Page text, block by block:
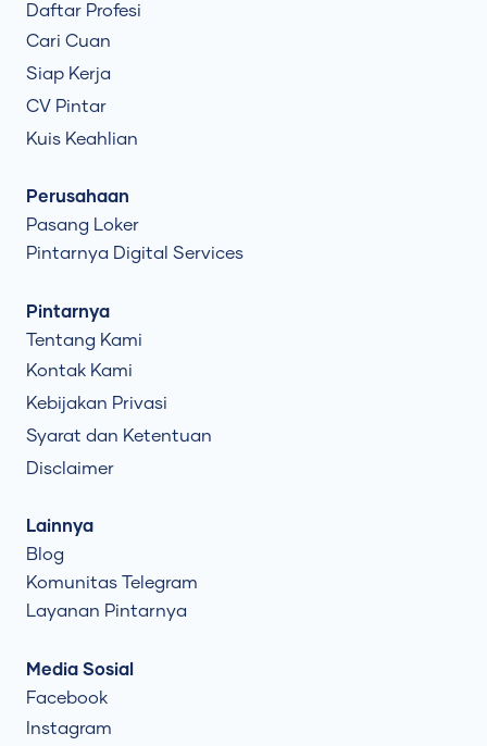
Daftar Profesi
Cari Cuan
Siap Kerja
CV Pintar
Kuis Keahlian
Perusahaan
Pasang Loker
Pintarnya Digital Services
Pintarnya
Tentang Kami
Kontak Kami
Kebijakan Privasi
Syarat dan Ketentuan
Disclaimer
Lainnya
Blog
Komunitas Telegram
Layanan Pintarnya
Media Sosial
Facebook
Instagram